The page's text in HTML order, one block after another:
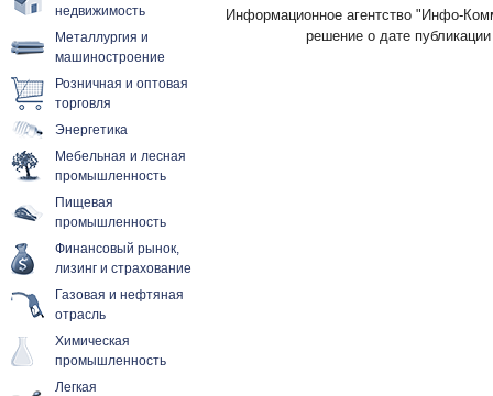
недвижимость
Металлургия и
машиностроение
Розничная и оптовая
торговля
Энергетика
Мебельная и лесная
промышленность
Пищевая
промышленность
Финансовый рынок,
лизинг и страхование
Газовая и нефтяная
отрасль
Химическая
промышленность
Легкая
Информационное агентство "Инфо-
решение о дате